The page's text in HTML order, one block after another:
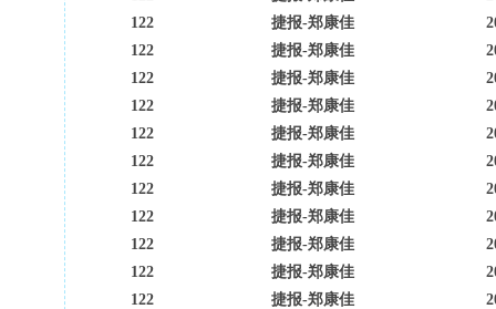
122
捷报-郑康佳
122
捷报-郑康佳
122
捷报-郑康佳
122
捷报-郑康佳
122
捷报-郑康佳
122
捷报-郑康佳
122
捷报-郑康佳
122
捷报-郑康佳
122
捷报-郑康佳
122
捷报-郑康佳
122
捷报-郑康佳